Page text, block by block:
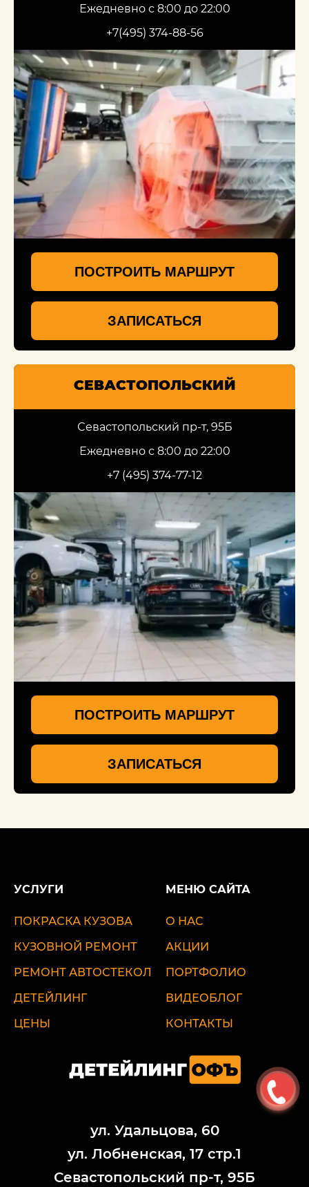
Ежедневно с 8:00 до 22:00
+7(495) 374-88-56
ПОСТРОИТЬ МАРШРУТ
ЗАПИСАТЬСЯ
СЕВАСТОПОЛЬСКИЙ
Севастопольский пр-т, 95Б
Ежедневно с 8:00 до 22:00
+7 (495) 374-77-12
ПОСТРОИТЬ МАРШРУТ
ЗАПИСАТЬСЯ
УСЛУГИ
ПОКРАСКА КУЗОВА
КУЗОВНОЙ РЕМОНТ
РЕМОНТ АВТОСТЕКОЛ
ДЕТЕЙЛИНГ
ЦЕНЫ
МЕНЮ САЙТА
О НАС
АКЦИИ
ПОРТФОЛИО
ВИДЕОБЛОГ
КОНТАКТЫ
ул. Удальцова, 60
ул. Лобненская, 17 стр.1
Севастопольский пр-т, 95Б